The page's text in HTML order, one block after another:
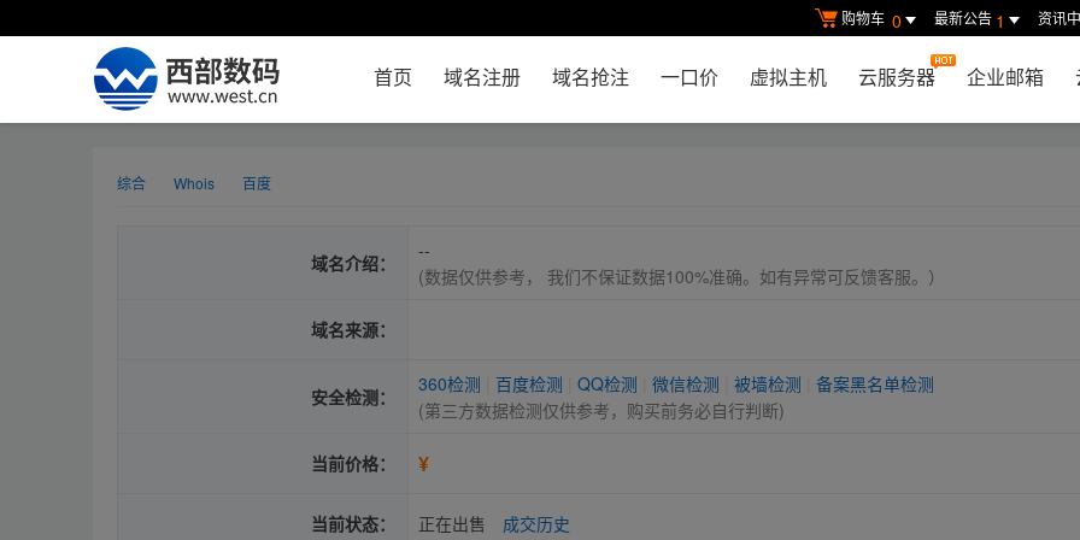
购物车 0 最新公告 1 资讯
首页 域名注册 域名抢注 一口价 虚拟主机 云服务器 企业邮箱
综合 Whois 百度
域名介绍：
--
(数据仅供参考， 我们不保证数据100%准确。如有异常可反馈客服。）
域名来源：
安全检测：
360检测 百度检测 QQ检测 微信检测 被墙检测
备案黑名单检测
(第三方数据检测仅供参考，购买前务必自行判断)
当前价格： ¥
当前状态： 正在出售 成交历史